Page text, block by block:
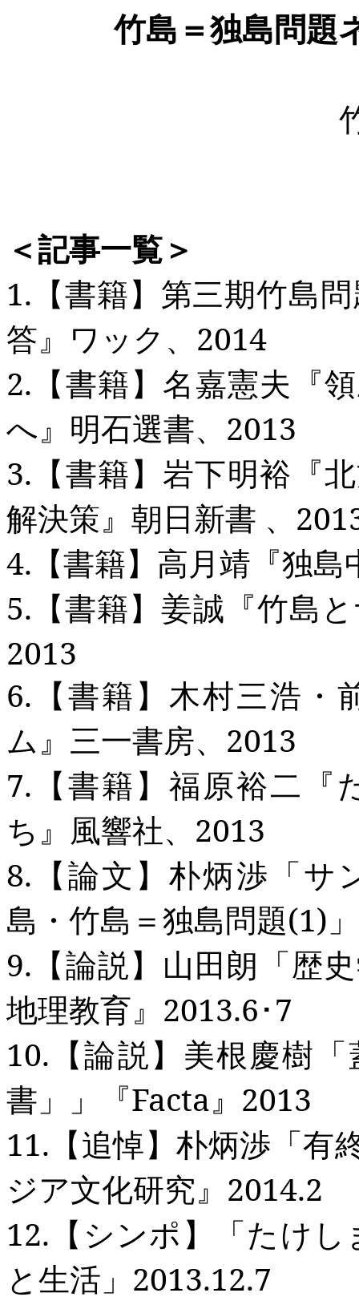
竹島＝独島問題
＜記事一覧＞
1. 【書籍】第三期竹島
答』ワック、 2014
2. 【書籍】名嘉憲夫『
へ』明石選書、 2013
3. 【書籍】岩下明裕『
解決策』朝日新書 、
4. 【書籍】高月靖『独
5. 【書籍】姜誠『竹島
2013
6. 【書籍】木村三浩
ム』三一書房、 2013
7. 【書籍】福原裕二
ち』風響社、 2013
8. 【論文】朴炳渉「
島・竹島＝独島問題(1)
9. 【論説】山田朗「歴
地理教育』 2013.6･7
10. 【論説】美根慶樹
書」」『Facta』 2013
11. 【追悼】朴炳渉「
ジア文化研究』 2014.2
12. 【シンポ】「たけし
と生活」 2013.12.7